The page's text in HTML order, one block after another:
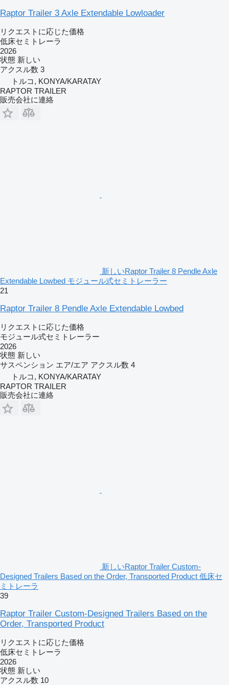
Raptor Trailer 3 Axle Extendable Lowloader
リクエストに応じた価格
低床セミトレーラ
2026
状態 新しい
アクスル数 3
トルコ, KONYA/KARATAY
RAPTOR TRAILER
販売会社に連絡
新しいRaptor Trailer 8 Pendle Axle
Extendable Lowbed モジュール式セミトレーラー
21
Raptor Trailer 8 Pendle Axle Extendable Lowbed
リクエストに応じた価格
モジュール式セミトレーラー
2026
状態 新しい
サスペンション エア/エア アクスル数 4
トルコ, KONYA/KARATAY
RAPTOR TRAILER
販売会社に連絡
新しいRaptor Trailer Custom-
Designed Trailers Based on the Order, Transported Product 低床セ
ミトレーラ
39
Raptor Trailer Custom-Designed Trailers Based on the
Order, Transported Product
リクエストに応じた価格
低床セミトレーラ
2026
状態 新しい
アクスル数 10